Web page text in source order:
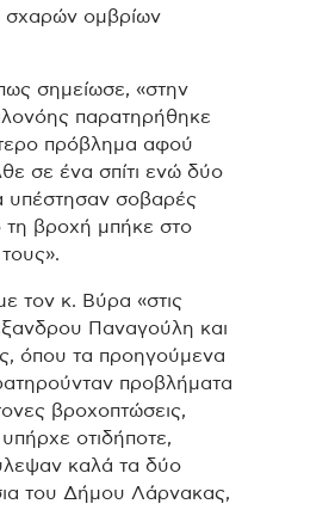
σχαρών ομβρίων
σημείωσε, «στην
παρατηρήθηκε
πρόβλημα αφού
σε ένα σπίτι ενώ δύο
υπέστησαν σοβαρές
τη βροχή μπήκε στο
τον κ. Βύρα «στις
Παναγούλη και
όπου τα προηγούμενα
προβλήματα
βροχοπτώσεις,
οτιδήποτε,
καλά τα δύο
του Δήμου Λάρνακας,